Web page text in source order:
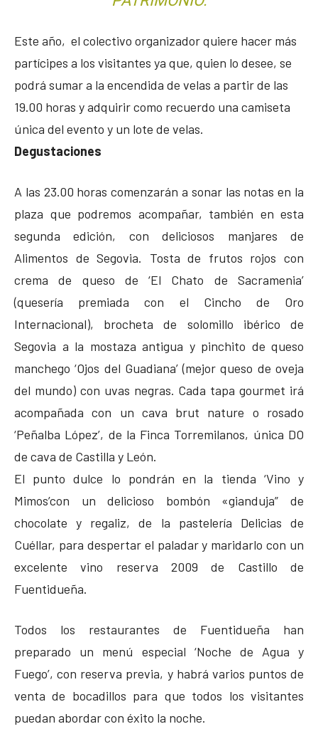
Este año, el colectivo organizador quiere hacer más
partícipes a los visitantes ya que, quien lo desee, se
podrá sumar a la encendida de velas a partir de las
19.00 horas y adquirir como recuerdo una camiseta
única del evento y un lote de velas.
Degustaciones
A las 23.00 horas comenzarán a sonar las notas en la
plaza que podremos acompañar, también en esta
segunda edición, con deliciosos manjares de
Alimentos de Segovia. Tosta de frutos rojos con
crema de queso de ‘El Chato de Sacramenia’
(quesería premiada con el Cincho de Oro
Internacional), brocheta de solomillo ibérico de
Segovia a la mostaza antigua y pinchito de queso
manchego ‘Ojos del Guadiana’ (mejor queso de oveja
del mundo) con uvas negras. Cada tapa gourmet irá
acompañada con un cava brut nature o rosado
‘Peñalba López’, de la Finca Torremilanos, única DO
de cava de Castilla y León.
El punto dulce lo pondrán en la tienda ‘Vino y
Mimos’con un delicioso bombón «gianduja” de
chocolate y regaliz, de la pastelería Delicias de
Cuéllar, para despertar el paladar y maridarlo con un
excelente vino reserva 2009 de Castillo de
Fuentidueña.
Todos los restaurantes de Fuentidueña han
preparado un menú especial ‘Noche de Agua y
Fuego’, con reserva previa, y habrá varios puntos de
venta de bocadillos para que todos los visitantes
puedan abordar con éxito la noche.